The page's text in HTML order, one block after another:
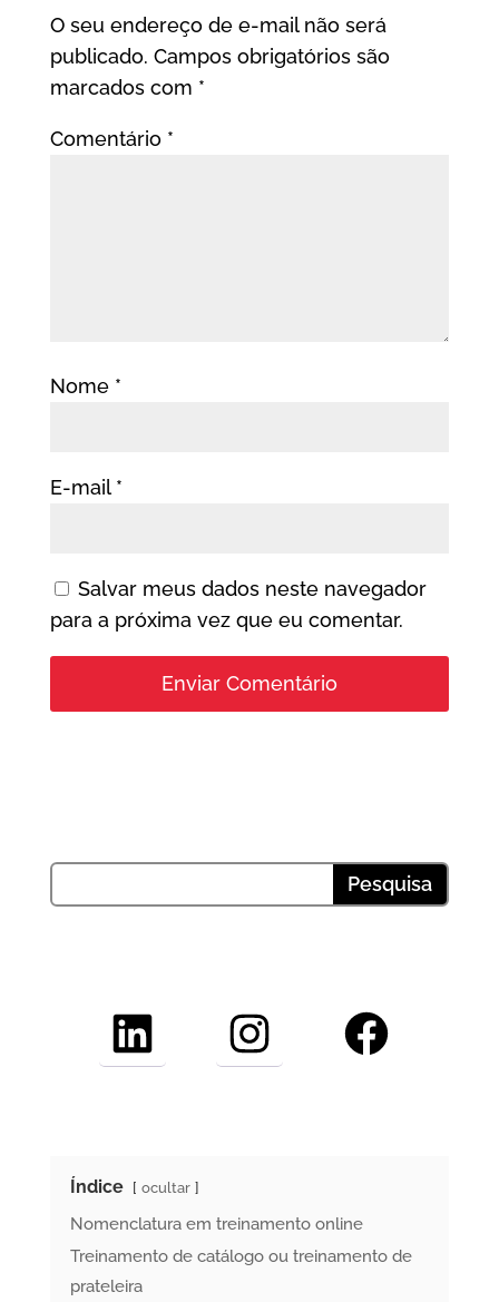
O seu endereço de e-mail não será
publicado. Campos obrigatórios são
marcados com *
Comentário *
Nome *
E-mail *
Salvar meus dados neste navegador
para a próxima vez que eu comentar.
LinkedIn InstagramFacebook
Índice ocultar
Nomenclatura em treinamento online
Treinamento de catálogo ou treinamento de
prateleira